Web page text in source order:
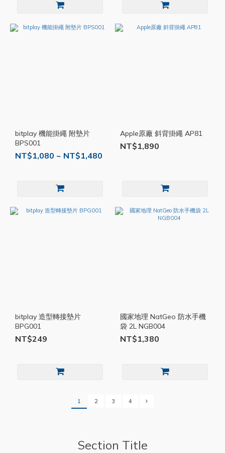
bitplay 機能掛繩 附墊片
BPS001
NT$1,080 ~ NT$1,480
Apple原廠 斜背掛繩 AP81
NT$1,890
bitplay 造型轉接墊片
BPG001
NT$249
國家地理 NatGeo 防水手機
袋 2L NGB004
NT$1,380
1 2 3 4
Section Title